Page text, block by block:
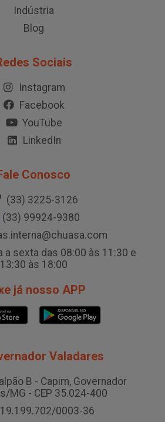
Indústria
Blog
Sociais
Instagram
Facebook
YouTube
LinkedIn
Conosco
(33) 3225-3126
(33) 99924-9380
a sexta das 08:00 às 11:30 e
13:30 às 18:00
já nosso APP
Valadares
B - Capim, Governador
MG - CEP 35.024-400
19.199.702/0003-36